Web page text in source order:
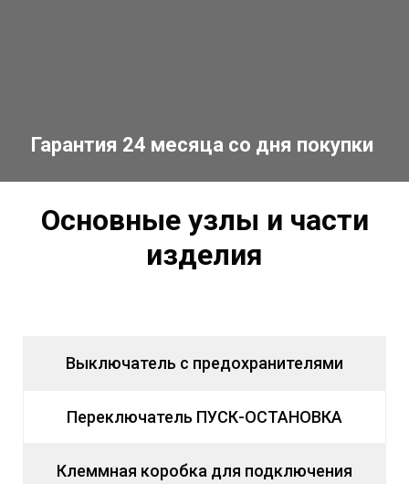
Гарантия 24 месяца со дня покупки
Основные узлы и части
изделия
Выключатель с предохранителями
Переключатель ПУСК-ОСТАНОВКА
Клеммная коробка для подключения